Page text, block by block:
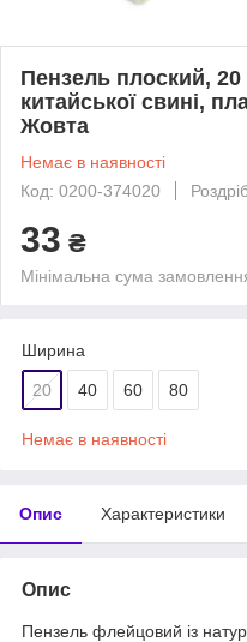
Пензель плоский,
китайської свині,
Жовта
Немає в наявності
Код: 0200-374020
33 ₴
Мінімальна сума
Ширина
20 40 60 80
Немає в наявності
Опис Характеристики
Опис
Пензель флейцовий із